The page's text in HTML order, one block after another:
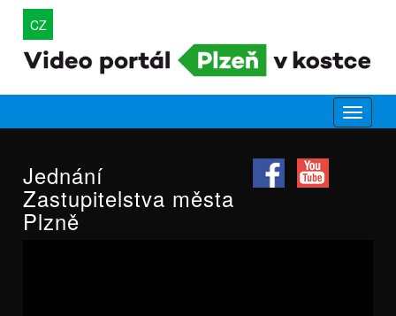
CZ
Jednání
Zastupitelstva města
Plzně